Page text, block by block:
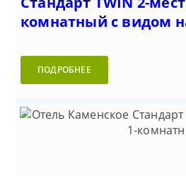
комнатный с видом
ПОДРОБНЕЕ